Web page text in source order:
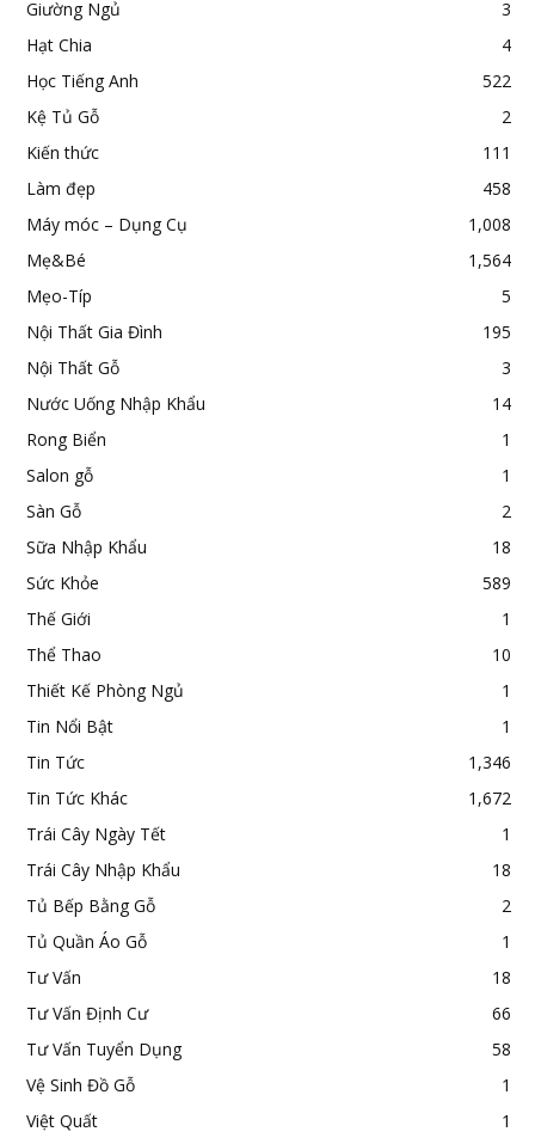
Giường Ngủ
3
Hạt Chia
4
Học Tiếng Anh
522
Kệ Tủ Gỗ
2
Kiến thức
111
Làm đẹp
458
Máy móc – Dụng Cụ
1,008
Mẹ&Bé
1,564
Mẹo-Típ
5
Nội Thất Gia Đình
195
Nội Thất Gỗ
3
Nước Uống Nhập Khẩu
14
Rong Biển
1
Salon gỗ
1
Sàn Gỗ
2
Sữa Nhập Khẩu
18
Sức Khỏe
589
Thế Giới
1
Thể Thao
10
Thiết Kế Phòng Ngủ
1
Tin Nổi Bật
1
Tin Tức
1,346
Tin Tức Khác
1,672
Trái Cây Ngày Tết
1
Trái Cây Nhập Khẩu
18
Tủ Bếp Bằng Gỗ
2
Tủ Quần Áo Gỗ
1
Tư Vấn
18
Tư Vấn Định Cư
66
Tư Vấn Tuyển Dụng
58
Vệ Sinh Đồ Gỗ
1
Việt Quất
1